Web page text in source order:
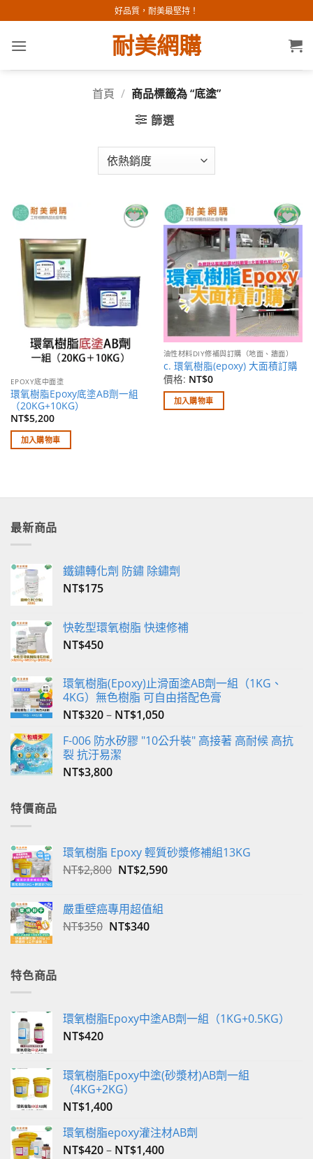
to
content
好品質，耐美最堅持！
耐美網購
首頁 / 商品標籤為 “底塗”
篩選
EPOXY底中面塗
環氧樹脂Epoxy底塗AB劑一組
（20KG+10KG）
NT$5,200
加入購物車
加入
願望
清單
油性材料DIY修補與訂購（地面、牆面）
c. 環氧樹脂(epoxy) 大面積訂購
價格: NT$0
加入購物車
最新商品
鐵鏽轉化劑 防鏽 除鏽劑
NT$175
快乾型環氧樹脂 快速修補
NT$450
環氧樹脂(Epoxy)止滑面塗AB劑一組（1KG、
4KG）無色樹脂 可自由搭配色膏
NT$320– NT$1,050
F-006 防水矽膠 "10公升裝" 高接著 高耐候 高抗
裂 抗汙易潔
NT$3,800
特價商品
環氧樹脂 Epoxy 輕質砂漿修補組13KG
NT$2,800 原
格：
NT$2,800。
NT$2,590目
嚴重壁癌專用超值組
NT$350 原
NT$340目
特色商品
環氧樹脂Epoxy中塗AB劑一組（1KG+0.5KG）
NT$420
環氧樹脂Epoxy中塗(砂漿材)AB劑一組
（4KG+2KG）
NT$1,400
環氧樹脂epoxy灌注材AB劑
NT$420– NT$1,400